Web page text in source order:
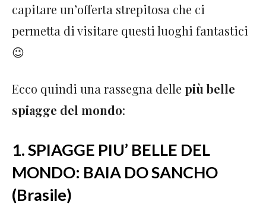
capitare un’offerta strepitosa che ci
permetta di visitare questi luoghi fantastici
😉
Ecco quindi una rassegna delle più belle
spiagge del mondo:
1. SPIAGGE PIU’ BELLE DEL
MONDO: BAIA DO SANCHO
(Brasile)